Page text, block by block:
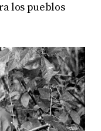
los pueblos